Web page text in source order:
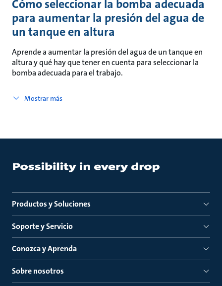
Cómo seleccionar la bomba adecuada
para aumentar la presión del agua de
un tanque en altura
Aprende a aumentar la presión del agua de un tanque en
altura y qué hay que tener en cuenta para seleccionar la
bomba adecuada para el trabajo.
Mostrar más
Productos y Soluciones
Soporte y Servicio
Conozca y Aprenda
Sobre nosotros